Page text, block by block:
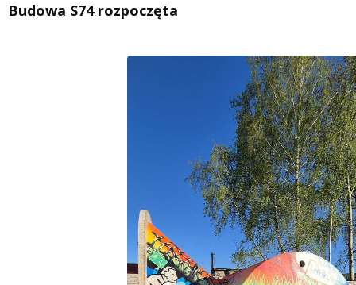
Budowa S74 rozpoczęta